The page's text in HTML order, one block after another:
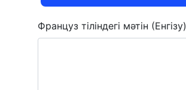
Француз тіліндегі мәтін (Енгізу)